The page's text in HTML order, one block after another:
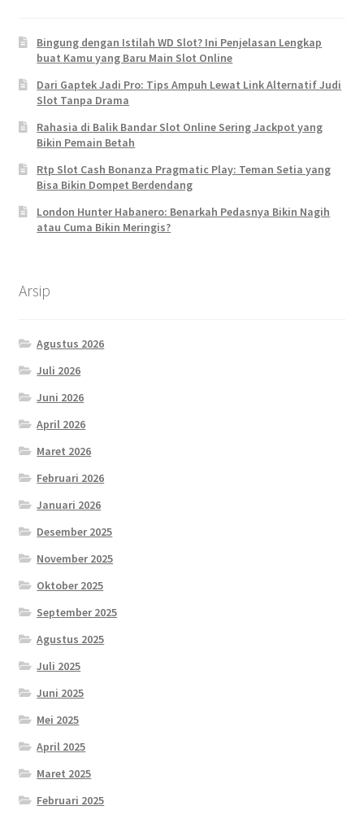
Bingung dengan Istilah WD Slot? Ini Penjelasan Lengkap
buat Kamu yang Baru Main Slot Online
Dari Gaptek Jadi Pro: Tips Ampuh Lewat Link Alternatif Judi
Slot Tanpa Drama
Rahasia di Balik Bandar Slot Online Sering Jackpot yang
Bikin Pemain Betah
Rtp Slot Cash Bonanza Pragmatic Play: Teman Setia yang
Bisa Bikin Dompet Berdendang
London Hunter Habanero: Benarkah Pedasnya Bikin Nagih
atau Cuma Bikin Meringis?
Arsip
Agustus 2026
Juli 2026
Juni 2026
April 2026
Maret 2026
Februari 2026
Januari 2026
Desember 2025
November 2025
Oktober 2025
September 2025
Agustus 2025
Juli 2025
Juni 2025
Mei 2025
April 2025
Maret 2025
Februari 2025